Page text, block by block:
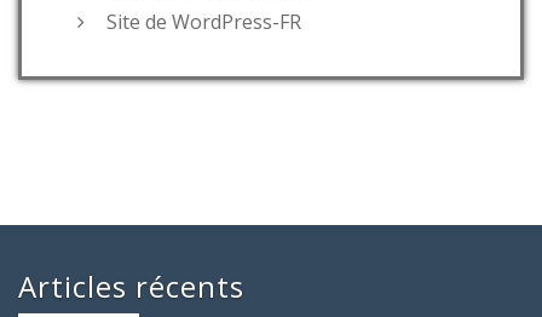
Site de WordPress-FR
Articles récents